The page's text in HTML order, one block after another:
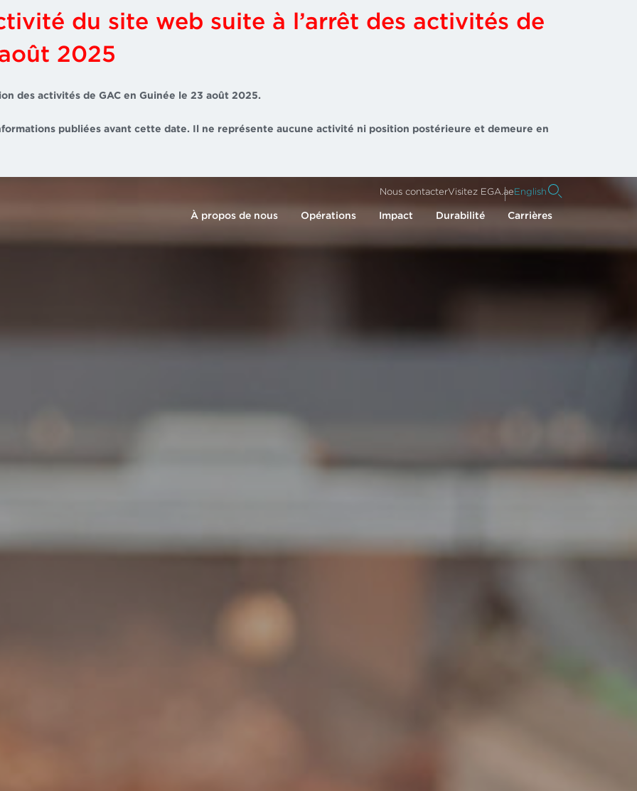
du site web suite à l’arrêt des activités de
2025
des activités de GAC en Guinée le 23 août 2025.
publiées avant cette date. Il ne représente aucune activité ni position postérieure et demeure en
Nous contacterVisitez EGA.ae English
À propos de nous Opérations Impact Durabilité Carrières